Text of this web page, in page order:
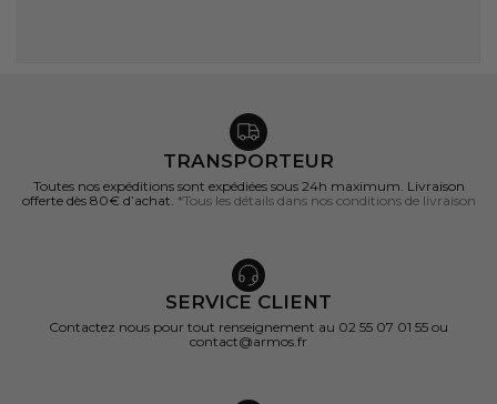
TRANSPORTEUR
Toutes nos expéditions sont expédiées sous 24h maximum. Livraison
offerte dès 80€ d’achat. *Tous les détails dans nos conditions de livraison
SERVICE CLIENT
Contactez nous pour tout renseignement au 02 55 07 01 55 ou
contact@armos.fr